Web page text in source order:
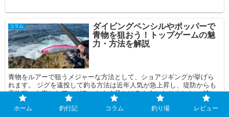
コラム
ダイビングペンシルやポッパーで
青物を狙おう！トップゲームの魅
力・方法を解説
青物をルアーで狙うメジャーな方法として、ショアジギングが挙げら
れます。 ジグを遠投して釣る方法は近年人気が急上昇し、堤防からも
青物狙いを楽しむアングラーをよく見かけるようになりました。 特に
40g程度の比較的軽めのジグを使用す...
ホーム 釣行記 コラム 釣り場 レビュー